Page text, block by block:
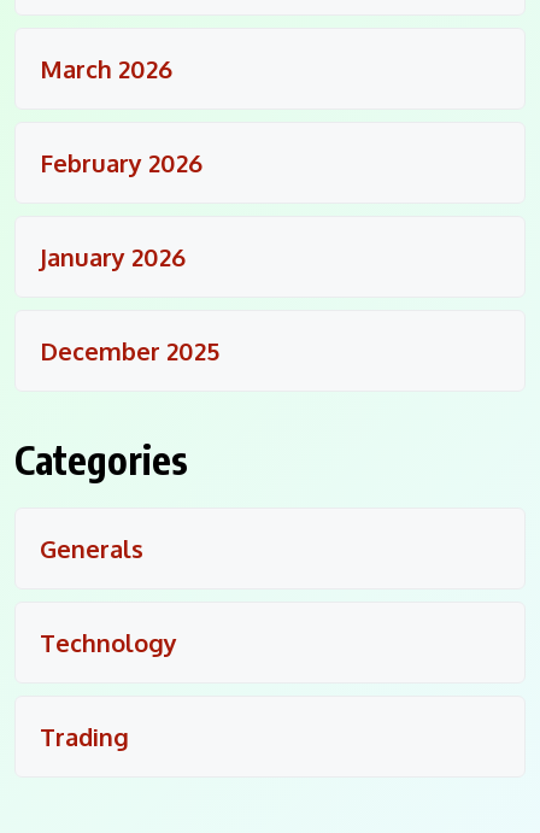
March 2026
February 2026
January 2026
December 2025
Categories
Generals
Technology
Trading